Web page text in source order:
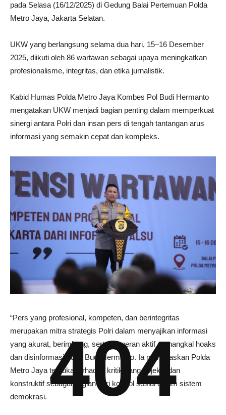
pada Selasa (16/12/2025) di Gedung Balai Pertemuan Polda
Metro Jaya, Jakarta Selatan.
UKW yang berlangsung selama dua hari, 15–16 Desember
2025, diikuti oleh 86 wartawan sebagai upaya meningkatkan
profesionalisme, integritas, dan etika jurnalistik.
Kabid Humas Polda Metro Jaya Kombes Pol Budi Hermanto
mengatakan UKW menjadi bagian penting dalam memperkuat
sinergi antara Polri dan insan pers di tengah tantangan arus
informasi yang semakin cepat dan kompleks.
“Pers yang profesional, kompeten, dan berintegritas
merupakan mitra strategis Polri dalam menyajikan informasi
yang akurat, berimbang, serta berperan aktif menangkal hoaks
dan disinformasi,” ujar Budi Hermanto. Ia menegaskan Polda
Metro Jaya terbuka terhadap kritik yang objektif dan
konstruktif sebagai bagian dari kontrol sosial dalam sistem
demokrasi.404